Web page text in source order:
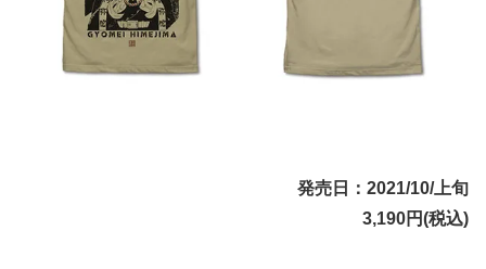
発売日：2021/10/上旬
3,190円(税込)